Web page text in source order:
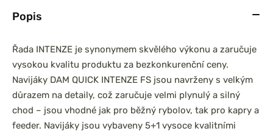
Popis
Řada INTENZE je synonymem skvělého výkonu a zaručuje
vysokou kvalitu produktu za bezkonkurenční ceny.
Navijáky DAM QUICK INTENZE FS jsou navrženy s velkým
důrazem na detaily, což zaručuje velmi plynulý a silný
chod – jsou vhodné jak pro běžný rybolov, tak pro kapry a
feeder. Navijáky jsou vybaveny 5+1 vysoce kvalitními